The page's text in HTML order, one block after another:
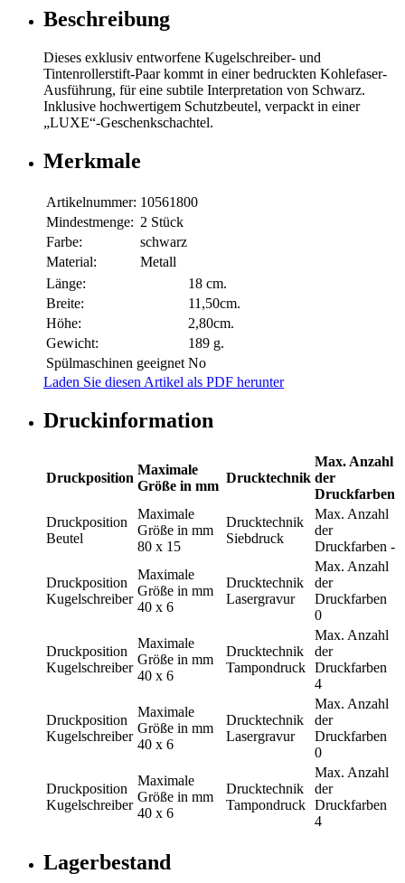
Beschreibung
Dieses exklusiv entworfene Kugelschreiber- und
Tintenrollerstift-Paar kommt in einer bedruckten Kohlefaser-
Ausführung, für eine subtile Interpretation von Schwarz.
Inklusive hochwertigem Schutzbeutel, verpackt in einer
„LUXE“-Geschenkschachtel.
Merkmale
Artikelnummer: 10561800
Mindestmenge: 2 Stück
Farbe:
schwarz
Material:
Metall
Länge:
18 cm.
Breite:
11,50cm.
Höhe:
2,80cm.
Gewicht:
189 g.
Spülmaschinen geeignet No
Laden Sie diesen Artikel als PDF herunter
Druckinformation
Druckposition
Maximale
Größe in mm
Drucktechnik
Max. Anzahl
der
Druckfarben
Druckposition
Beutel
Maximale
Größe in mm
80 x 15
Drucktechnik
Siebdruck
Max. Anzahl
der
Druckfarben -
Druckposition
Kugelschreiber
Maximale
Größe in mm
40 x 6
Drucktechnik
Lasergravur
Max. Anzahl
der
Druckfarben
0
Druckposition
Kugelschreiber
Maximale
Größe in mm
40 x 6
Drucktechnik
Tampondruck
Max. Anzahl
der
Druckfarben
4
Druckposition
Kugelschreiber
Maximale
Größe in mm
40 x 6
Drucktechnik
Lasergravur
Max. Anzahl
der
Druckfarben
0
Druckposition
Kugelschreiber
Maximale
Größe in mm
40 x 6
Drucktechnik
Tampondruck
Max. Anzahl
der
Druckfarben
4
Lagerbestand